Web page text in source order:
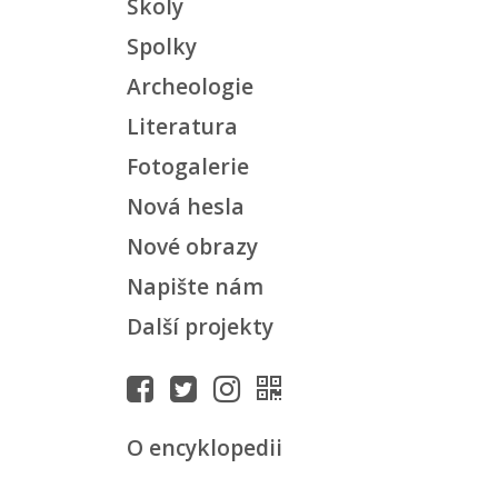
Školy
Spolky
Archeologie
Literatura
Fotogalerie
Nová hesla
Nové obrazy
Napište nám
Další projekty
O encyklopedii